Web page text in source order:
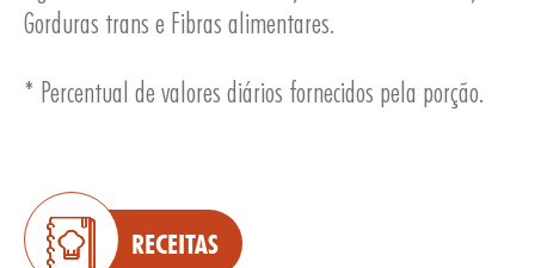
Gorduras trans e Fibras alimentares.
* Percentual de valores diários fornecidos pela porção.
RECEITAS